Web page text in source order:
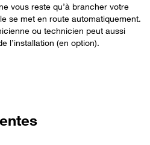
vous reste qu’à brancher votre
se met en route automatiquement.
ou technicien peut aussi
l’installation (en option).